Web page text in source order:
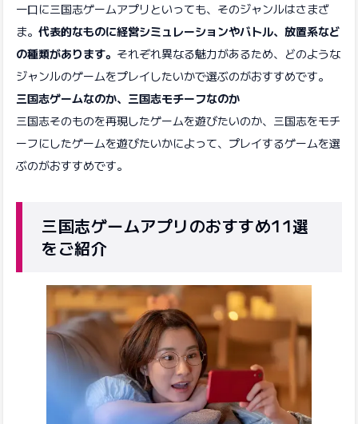
一口に三国志ゲームアプリといっても、そのジャンルはさまざ
ま。 代表的なものに経営シミュレーションやバトル、放置系など
の種類があります。 それぞれ異なる魅力があるため、どのような
ジャンルのゲームをプレイしたいかで選ぶのがおすすめです。
三国志ゲームなのか、三国志モチーフなのか
三国志そのものを再現したゲームを遊びたいのか、三国志をモチ
ーフにしたゲームを遊びたいかによって、プレイするゲームを選
ぶのがおすすめです。
三国志ゲームアプリのおすすめ11選
をご紹介